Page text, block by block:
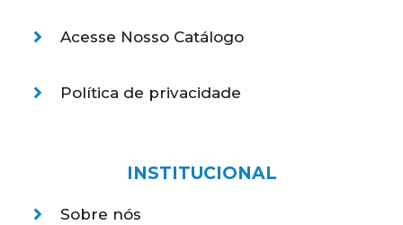
Acesse Nosso Catálogo
Política de privacidade
INSTITUCIONAL
Sobre nós